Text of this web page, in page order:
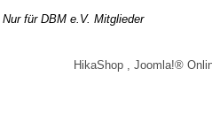
Nur für DBM e.V. Mitglieder
HikaShop , Joomla!®